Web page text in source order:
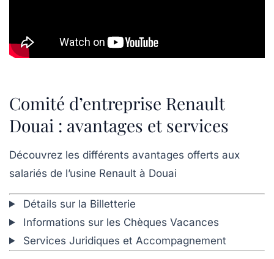
Comité d’entreprise Renault
Douai : avantages et services
Découvrez les différents avantages offerts aux
salariés de l’usine Renault à Douai
Détails sur la Billetterie
Informations sur les Chèques Vacances
Services Juridiques et Accompagnement